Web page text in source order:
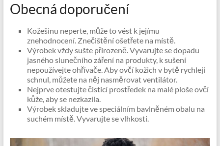
Obecná doporučení
Kožešinu neperte, může to vést k jejímu
znehodnocení. Znečištění ošetřete na místě.
Výrobek vždy sušte přirozeně. Vyvarujte se dopadu
jasného slunečního záření na produkty, k sušení
nepoužívejte ohřívače. Aby ovčí kožich v bytě rychleji
schnul, můžete na něj nasměrovat ventilátor.
Nejprve otestujte čisticí prostředek na malé ploše ovčí
kůže, aby se nezkazila.
Výrobek skladujte ve speciálním bavlněném obalu na
suchém místě. Vyvarujte se vlhkosti.